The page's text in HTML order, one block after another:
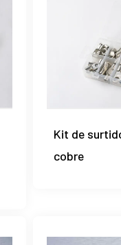
Kit de
cobre